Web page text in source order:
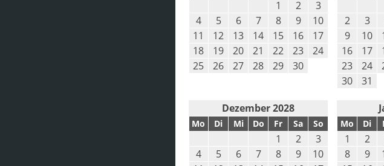
1 2
3
4
5 6 7 8 9
10
11
12 13 14 15 16
17
18
19 20 21 22 23
24
25
26 27 28 29 30
2
3
9
10
16
17
23
24
30
31
Dezember 2028
Mo Di Mi Do Fr Sa So
1 2
3
4
5 6 7 8 9
10
Mo Di
1 2
8
9